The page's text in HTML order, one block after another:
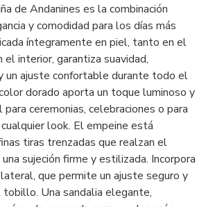
de Andanines es la combinación
y comodidad para los días más
íntegramente en piel, tanto en el
interior, garantiza suavidad,
un ajuste confortable durante todo el
dorado aporta un toque luminoso y
ceremonias, celebraciones o para
cualquier look. El empeine está
tiras trenzadas que realzan el
sujeción firme y estilizada. Incorpora
que permite un ajuste seguro y
Una sandalia elegante,